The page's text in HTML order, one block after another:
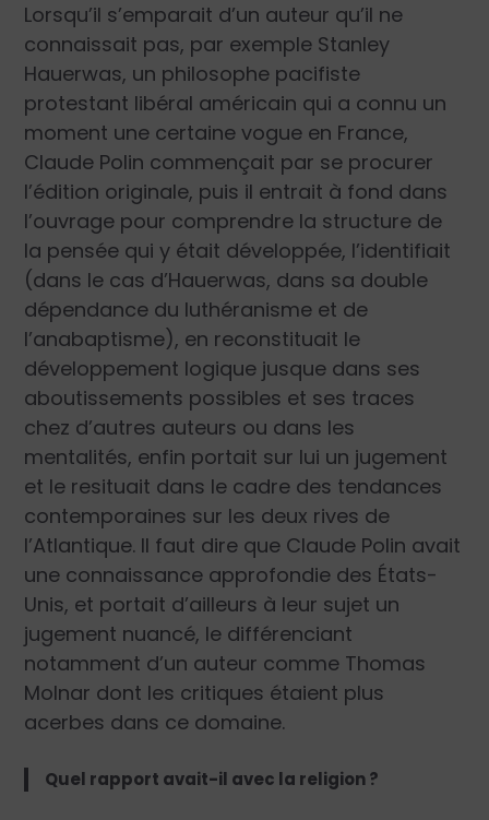
Lorsqu’il s’emparait d’un auteur qu’il ne
connaissait pas, par exemple Stanley
Hauerwas, un philosophe pacifiste
protestant libéral américain qui a connu un
moment une certaine vogue en France,
Claude Polin commençait par se procurer
l’édition originale, puis il entrait à fond dans
l’ouvrage pour comprendre la structure de
la pensée qui y était développée, l’identifiait
(dans le cas d’Hauerwas, dans sa double
dépendance du luthéranisme et de
l’anabaptisme), en reconstituait le
développement logique jusque dans ses
aboutissements possibles et ses traces
chez d’autres auteurs ou dans les
mentalités, enfin portait sur lui un jugement
et le resituait dans le cadre des tendances
contemporaines sur les deux rives de
l’Atlantique. Il faut dire que Claude Polin avait
une connaissance approfondie des États-
Unis, et portait d’ailleurs à leur sujet un
jugement nuancé, le différenciant
notamment d’un auteur comme Thomas
Molnar dont les critiques étaient plus
acerbes dans ce domaine.
Quel rapport avait-il avec la religion ?